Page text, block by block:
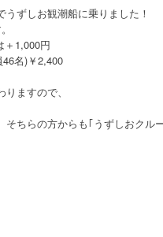
ずしお観潮船に乗りました！
＋1,000円
名)￥2,400
ますので、
ちらの方からも｢うずしおクル